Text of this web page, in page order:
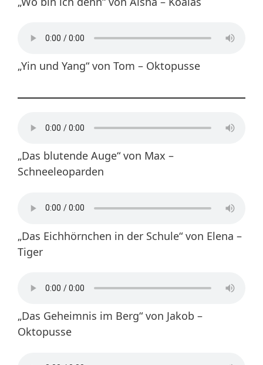
„Yin und Yang“ von Tom – Oktopusse
„Das blutende Auge“ von Max –
Schneeleoparden
„Das Eichhörnchen in der Schule“ von Elena –
Tiger
„Das Geheimnis im Berg“ von Jakob –
Oktopusse